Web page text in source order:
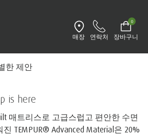
매장 연락처 장바구니
0
한 제안
환경설정 변경
트퀼트
is here
매트리스로 고급스럽고 편안한 수면
TEMPUR® Advanced Material은 20%